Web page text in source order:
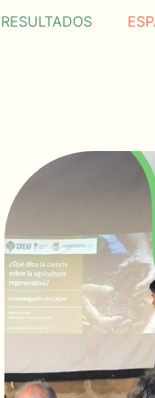
RESULTADOS